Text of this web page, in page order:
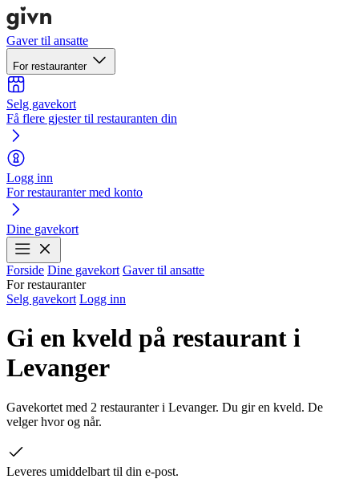
Gaver til ansatte
For restauranter
Selg gavekort
Få flere gjester til restauranten din
Logg inn
For restauranter med konto
Dine gavekort
Forside Dine gavekort Gaver til ansatte
For restauranter
Selg gavekort Logg inn
Gi en kveld på restaurant i
Levanger
Gavekortet med 2 restauranter i Levanger. Du gir en kveld. De
velger hvor og når.
Leveres umiddelbart til din e-post.